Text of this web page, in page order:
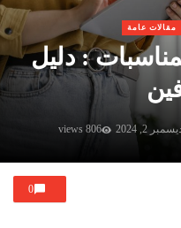
مقالات عامة
: دليل
2, 2024
806 views
0